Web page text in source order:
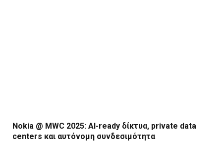
Nokia @ MWC 2025: AI-ready δίκτυα, private data
centers και αυτόνομη συνδεσιμότητα